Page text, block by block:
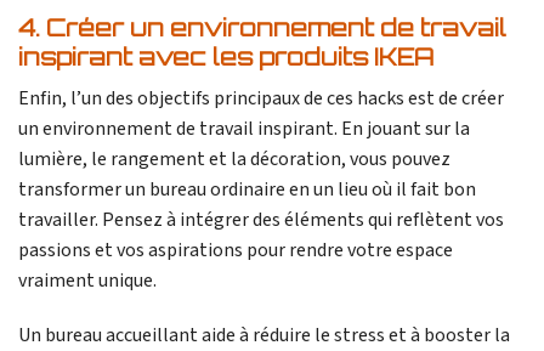
4. Créer un environnement de travail
inspirant avec les produits IKEA
Enfin, l’un des objectifs principaux de ces hacks est de créer
un environnement de travail inspirant. En jouant sur la
lumière, le rangement et la décoration, vous pouvez
transformer un bureau ordinaire en un lieu où il fait bon
travailler. Pensez à intégrer des éléments qui reflètent vos
passions et vos aspirations pour rendre votre espace
vraiment unique.
Un bureau accueillant aide à réduire le stress et à booster la